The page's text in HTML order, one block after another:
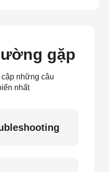
gặp
những câu
nhất